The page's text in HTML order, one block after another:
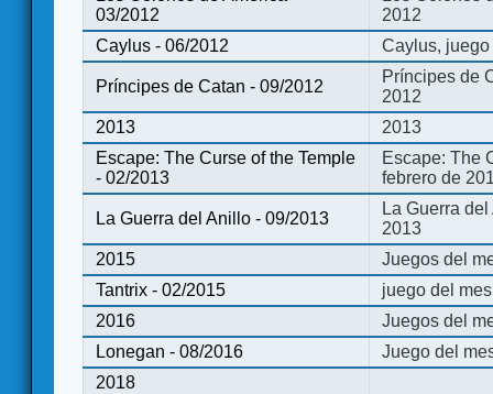
03/2012
2012
Caylus - 06/2012
Caylus,
Príncipes de Catan - 09/2012
Príncipes de
2012
2013
2013
Escape: The Curse of the Temple
- 02/2013
Escape: The
febrero de
La Guerra del Anillo - 09/2013
La Guerra
2013
2015
Juegos del
Tantrix - 02/2015
juego del
2016
Juegos del
Lonegan - 08/2016
Juego del
2018